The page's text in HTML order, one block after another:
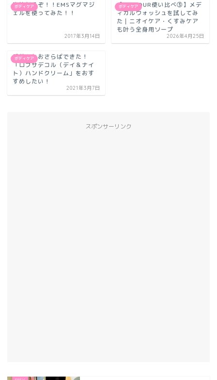
ボディケア
腹筋割るぞ！！EMSマグマジ
ェルを使ってみた！！
2017年3月14日
ボディケア
【PIAJOUR使い比べ③】メデ
ィカルウォッシュを試してみ
た｜ニオイケア・くすみケア
も叶う全身用ソープ
2026年4月25日
ボディケア
手荒れとおさらばできた！
「ロブサデコル（デイ＆ナイ
ト）ハンドクリーム」をおす
すめしたい！
2021年3月7日
スポンサーリンク